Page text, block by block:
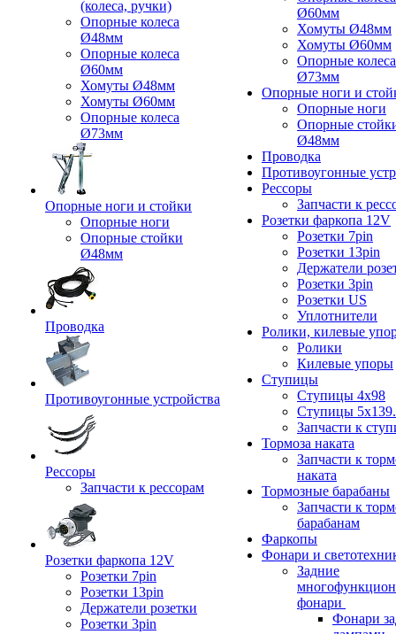
(колеса, ручки)
Опорные колеса
Ø48мм
Опорные колеса
Ø60мм
Хомуты Ø48мм
Хомуты Ø60мм
Опорные колеса
Ø73мм
Опорные ноги и стойки
Опорные ноги
Опорные стойки
Ø48мм
Проводка
Противоугонные устройства
Рессоры
Запчасти к рессорам
Розетки фаркопа 12V
Розетки 7pin
Розетки 13pin
Держатели розетки
Розетки 3pin
Ø60мм
Хомуты Ø48мм
Хомуты Ø60мм
Опорные колеса
Ø73мм
Опорные ноги и
Опорные ноги
Опорные
Ø48мм
Проводка
Противоугонные
Рессоры
Запчасти к
Розетки фаркопа 12V
Розетки 7pin
Розетки 13pin
Держатели
Розетки 3pin
Розетки US
Уплотнители
Ролики, килевые
Ролики
Килевые упоры
Ступицы
Ступицы 4x98
Ступицы
Запчасти к
Тормоза наката
Запчасти к
наката
Тормозные барабаны
Запчасти к
барабанам
Фаркопы
Фонари и
Задние
фонари
Фонари